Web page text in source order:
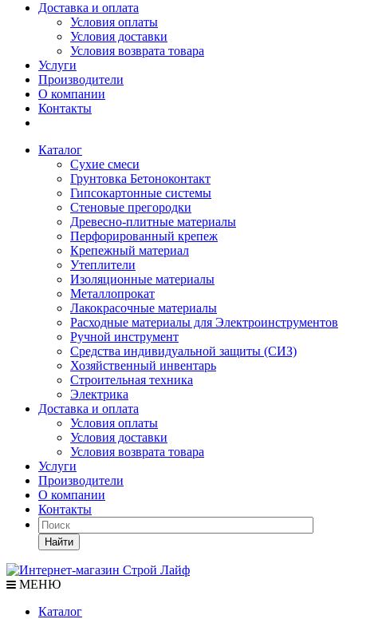
Доставка и оплата
Условия оплаты
Условия доставки
Условия возврата товара
Услуги
Производители
О компании
Контакты
Каталог
Сухие смеси
Грунтовка Бетоноконтакт
Гипсокартонные системы
Стеновые прегородки
Древесно-плитные материалы
Перфорированный крепеж
Крепежный материал
Утеплители
Изоляционные материалы
Металлопрокат
Лакокрасочные материалы
Расходные материалы для Электроинструментов
Ручной инструмент
Средства индивидуальной защиты (СИЗ)
Хозяйственный инвентарь
Строительная техника
Электрика
Доставка и оплата
Условия оплаты
Условия доставки
Условия возврата товара
Услуги
Производители
О компании
Контакты
Найти
МЕНЮ
Каталог